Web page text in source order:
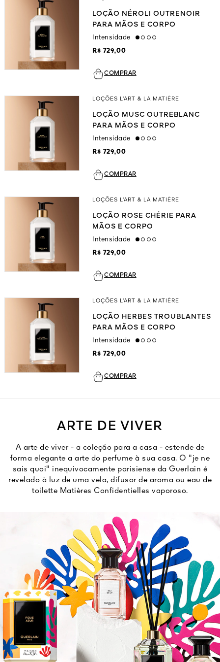
LOÇÃO NÉROLI OUTRENOIR
PARA MÃOS E CORPO
Intensidade low
R$ 729,00
COMPRAR
LOÇÕES L’ART & LA MATIÈRE
LOÇÃO MUSC OUTREBLANC
PARA MÃOS E CORPO
Intensidade low
R$ 729,00
COMPRAR
LOÇÕES L’ART & LA MATIÈRE
LOÇÃO ROSE CHÉRIE PARA
MÃOS E CORPO
Intensidade low
R$ 729,00
COMPRAR
LOÇÕES L’ART & LA MATIÈRE
LOÇÃO HERBES TROUBLANTES
PARA MÃOS E CORPO
Intensidade low
R$ 729,00
COMPRAR
ARTE DE VIVER
A arte de viver - a coleção para a casa - estende de
forma elegante a arte do perfume à sua casa. O "je ne
sais quoi" inequivocamente parisiense da Guerlain é
revelado à luz de uma vela, difusor de aroma ou eau de
toilette Matières Confidentielles vaporoso.